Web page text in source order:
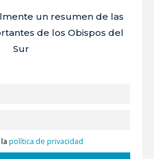
un resumen de las
de los Obispos del
Sur
lapolítica de privacidad